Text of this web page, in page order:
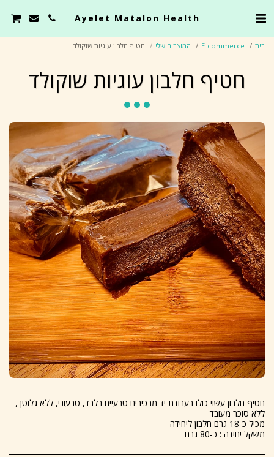
Ayelet Matalon Health
בית E-commerce המוצרים שלי חטיף חלבון עוגיות שוקולד
חטיף חלבון עוגיות שוקולד
חטיף חלבון עשוי כולו בעבודת יד מרכיבים טבעיים בלבד, טבעוני, ללא גלוטן ,
משקל יחידה : כ-80 גרם